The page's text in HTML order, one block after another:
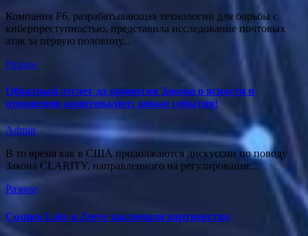
Компания F6, разрабатывающая технологии для борьбы с
киберпреступностью, представила исследование почтовых
атак за первую половину...
Разное
Обратный отсчет до принятия Закона о ясности в
отношении криптовалют: новые события!
Admin
В то время как в США продолжаются дискуссии по поводу
Закона CLARITY, направленного на регулирование...
Разное
Cosmos Labs и Zeeve заключили партнерство